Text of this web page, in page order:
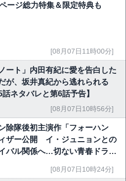
ージ総力特集＆限定特典も
[08月07日11時00分]
ート」内田有紀に愛を告白した
が、坂井真紀から逃れられる
ネタバレと第6話予告】
[08月07日10時56分]
除隊後初主演作「フォーハン
ザー公開 イ・ジュニョンとの
バル関係へ…切ない青春ドラマ
[08月07日10時24分]